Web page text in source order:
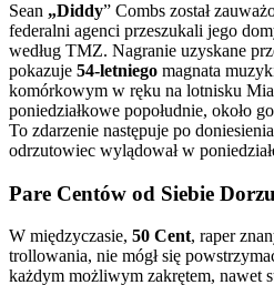
Sean „Diddy” Combs został
federalni agenci przeszukali jego
według TMZ. Nagranie uzyskane
pokazuje 54-letniego magnata
komórkowym w ręku na lotnisku
poniedziałkowe popołudnie, około
To zdarzenie następuje po
odrzutowiec wylądował w
Pare Centów od Siebie
W międzyczasie, 50 Cent, raper
trollowania, nie mógł się
każdym możliwym zakrętem, nawet